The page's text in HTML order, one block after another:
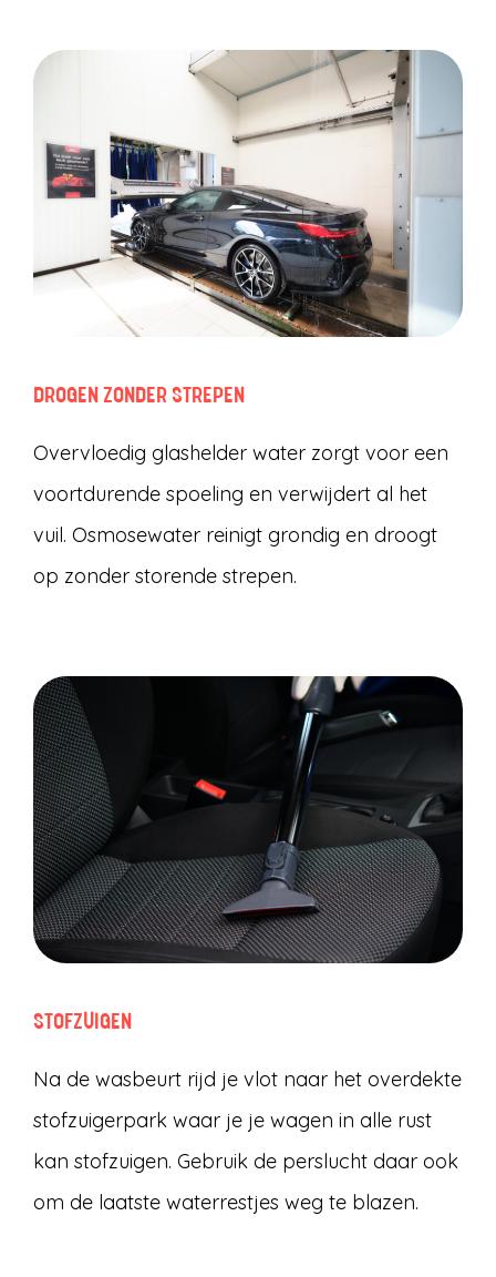
DROGEN ZONDER STREPEN
Overvloedig glashelder water zorgt voor een
voortdurende spoeling en verwijdert al het
vuil. Osmosewater reinigt grondig en droogt
op zonder storende strepen.
STOFZUIGEN
Na de wasbeurt rijd je vlot naar het overdekte
stofzuigerpark waar je je wagen in alle rust
kan stofzuigen. Gebruik de perslucht daar ook
om de laatste waterrestjes weg te blazen.